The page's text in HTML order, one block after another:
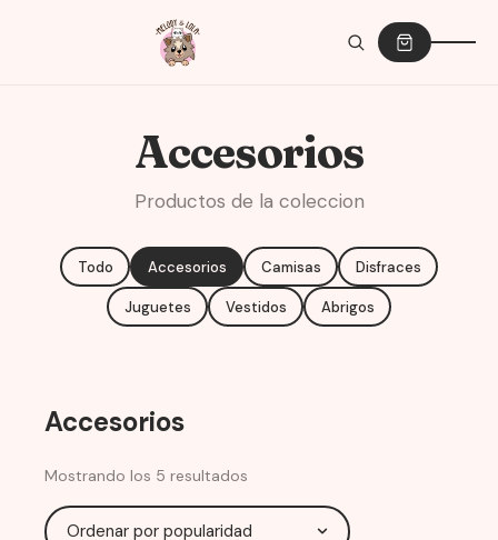
Accesorios
Productos de la coleccion
Todo Accesorios Camisas Disfraces
Juguetes Vestidos Abrigos
Accesorios
Mostrando los 5 resultados
popularity